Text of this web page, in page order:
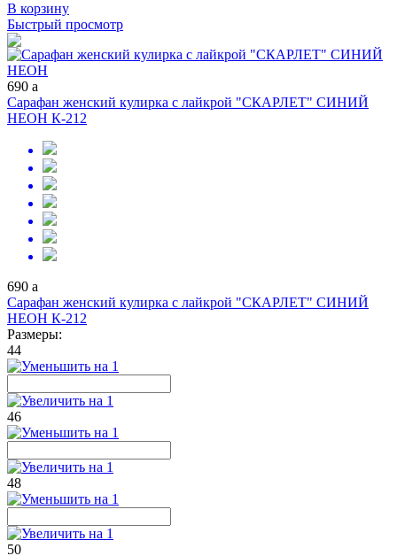
В корзину
Быстрый просмотр
690 a
Сарафан женский кулирка с лайкрой "СКАРЛЕТ" СИНИЙ
НЕОН К-212
690 a
Сарафан женский кулирка с лайкрой "СКАРЛЕТ" СИНИЙ
НЕОН К-212
Размеры:
44
46
48
50